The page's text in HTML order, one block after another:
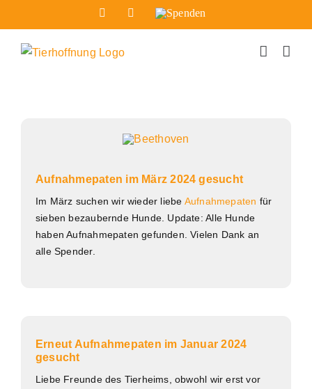
Inhalt
springen
FacebookInstagram
Spenden
Aufnahmepaten im März 2024 gesucht
Im März suchen wir wieder liebe Aufnahmepaten für
sieben bezaubernde Hunde. Update: Alle Hunde
haben Aufnahmepaten gefunden. Vielen Dank an
alle Spender.
Erneut Aufnahmepaten im Januar 2024
gesucht
Liebe Freunde des Tierheims, obwohl wir erst vor